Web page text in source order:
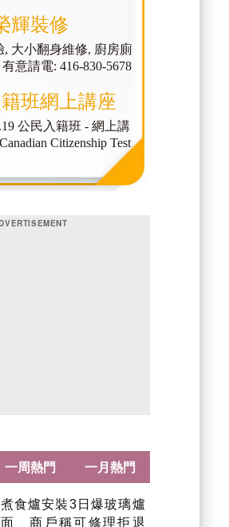
煮食爐安裝3日爆玻璃爐
面 商戶稱可修理拒退
一周熱門 一月熱門